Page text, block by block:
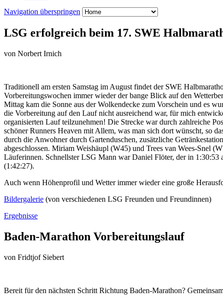
Navigation überspringen
LSG erfolgreich beim 17. SWE
von Norbert Irnich
Traditionell am ersten Samstag im August findet der SWE
Vorbereitungswochen immer wieder der bange Blick auf den
Mittag kam die Sonne aus der Wolkendecke zum Vorschein und es
die Vorbereitung auf den Lauf nicht ausreichend war, für mich
organisierten Lauf teilzunehmen! Die Strecke war durch zahlreiche
schöner Runners Heaven mit Allem, was man sich dort wünscht, so
durch die Anwohner durch Gartenduschen, zusätzliche
abgeschlossen. Miriam Weishäupl (W45) und Trees van Wees-Snel
Läuferinnen. Schnellster LSG Mann war Daniel Flöter, der in
(1:42:27).
Auch wenn Höhenprofil und Wetter immer wieder eine große
Bildergalerie (von verschiedenen LSG Freunden und Freundinnen)
Ergebnisse
Baden-Marathon Vorbereitungslauf
von Fridtjof Siebert
Bereit für den nächsten Schritt Richtung Baden-Marathon?